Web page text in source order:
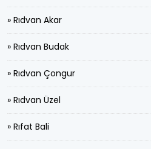
» Rıdvan Akar
» Rıdvan Budak
» Rıdvan Çongur
» Rıdvan Üzel
» Rıfat Bali